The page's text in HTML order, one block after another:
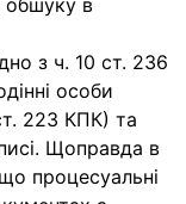
обшуку в
з ч. 10 ст. 236
особи
223 КПК) та
Щоправда в
процесуальні